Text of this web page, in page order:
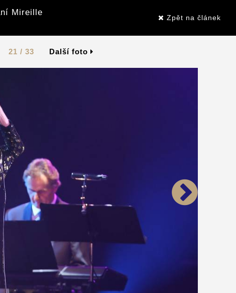
Mireille
Zpět na článek
21 / 33 Další foto